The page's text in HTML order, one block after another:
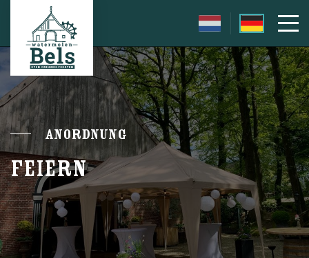
Anordnung
FEIERN